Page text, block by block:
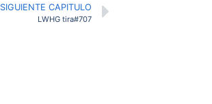
SIGUIENTE CAPITULO
LWHG tira#707